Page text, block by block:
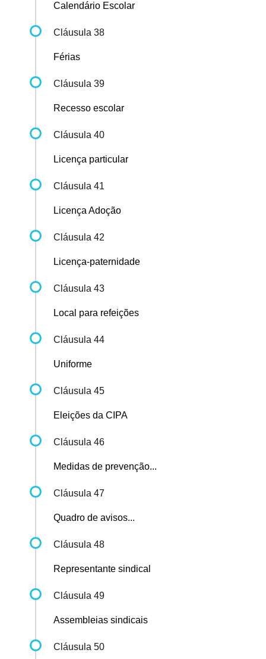
Calendário Escolar
Cláusula 38
Férias
Cláusula 39
Recesso escolar
Cláusula 40
Licença particular
Cláusula 41
Licença Adoção
Cláusula 42
Licença-paternidade
Cláusula 43
Local para refeições
Cláusula 44
Uniforme
Cláusula 45
Eleições da CIPA
Cláusula 46
Medidas de prevenção...
Cláusula 47
Quadro de avisos...
Cláusula 48
Representante sindical
Cláusula 49
Assembleias sindicais
Cláusula 50